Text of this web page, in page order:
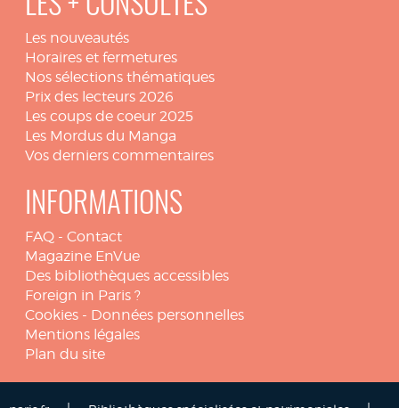
LES + CONSULTÉS
Les nouveautés
Horaires et fermetures
Nos sélections thématiques
Prix des lecteurs 2026
Les coups de coeur 2025
Les Mordus du Manga
Vos derniers commentaires
INFORMATIONS
FAQ - Contact
Magazine EnVue
Des bibliothèques accessibles
Foreign in Paris ?
Cookies - Données personnelles
Mentions légales
Plan du site